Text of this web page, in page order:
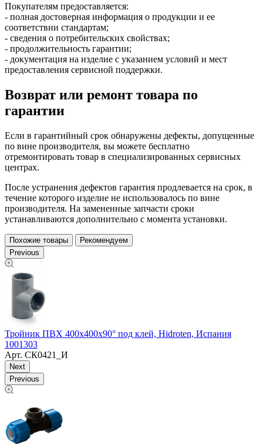
Покупателям предоставляется:
- полная достоверная информация о продукции и ее
соответствии стандартам;
- сведения о потребительских свойствах;
- продолжительность гарантии;
- документация на изделие с указанием условий и мест
предоставления сервисной поддержки.
Возврат или ремонт товара по
гарантии
Если в гарантийный срок обнаружены дефекты, допущенные
по вине производителя, вы можете бесплатно
отремонтировать товар в специализированных сервисных
центрах.
После устранения дефектов гарантия продлевается на срок, в
течение которого изделие не использовалось по вине
производителя. На замененные запчасти сроки
устанавливаются дополнительно с момента установки.
Похожие товары
Рекомендуем
Previous
Тройник ПВХ 400х400х90° под клей, Hidroten, Испания
1001303
Арт. СК0421_И
Next
Previous